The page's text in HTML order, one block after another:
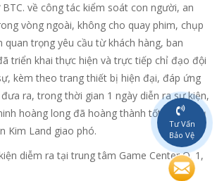
về công tác kiểm soát con người, an
vòng ngoài, không cho quay phim, chụp
quan trọng yêu cầu từ khách hàng, ban
triển khai thực hiện và trực tiếp chỉ đạo đội
kèm theo trang thiết bị hiện đại, đáp ứng
ra, trong thời gian 1 ngày diễn ra sự kiện,
hoàng long đã hoàng thành tốt nhiệm vụ
Kim Land giao phó.
diễm ra tại trung tâm Game Center Q. 1,
Tư Vấn
Bảo Vệ